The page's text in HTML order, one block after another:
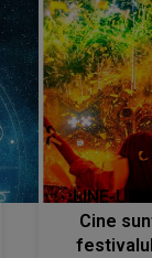
LINE-UP
Cine